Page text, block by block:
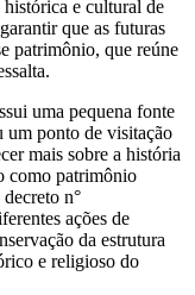
histórica e cultural de
que as futuras
patrimônio, que reúne
uma pequena fonte
um ponto de visitação
mais sobre a história
como patrimônio
n°
ações de
da estrutura
e religioso do